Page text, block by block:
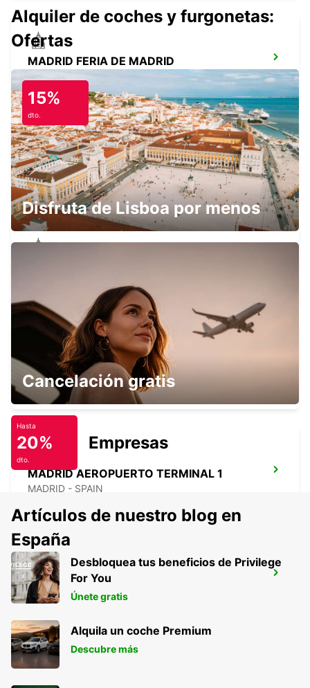
MADRID FERIA DE MADRID
MADRID - SPAIN
POZUELO
POZUELO DE ALARCON - SPAIN
MADRID AEROPUERTO TERMINAL 4
MADRID - SPAIN
MADRID AEROPUERTO TERMINAL 1
MADRID - SPAIN
ALCORCÓN
ALCORCON - SPAIN
Alquiler de coches y furgonetas:
Ofertas
15%
dto.
Disfruta de Lisboa por menos
Cancelación gratis
Hasta
20%
dto.
Empresas
Artículos de nuestro blog en
España
Desbloquea tus beneficios de Privilege
For You
Únete gratis
Alquila un coche Premium
Descubre más